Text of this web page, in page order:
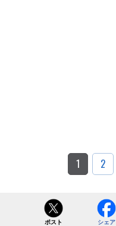
1 2
ポスト シェア